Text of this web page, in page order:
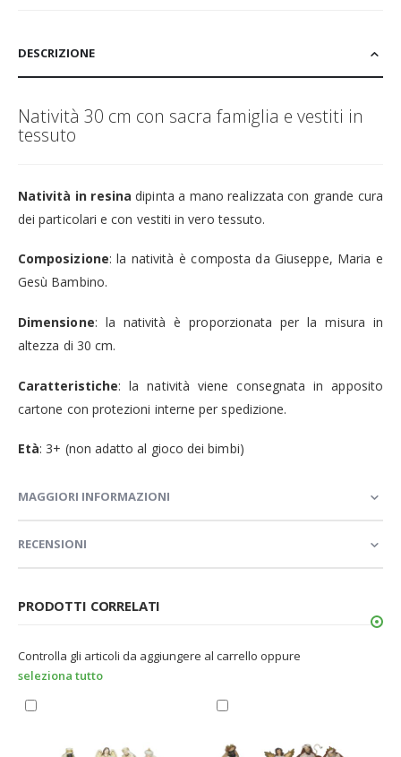
DESCRIZIONE
Natività 30 cm con sacra famiglia e vestiti in
tessuto
Natività in resinadipinta a mano realizzata con grande cura
dei particolari e con vestiti in vero tessuto.
Composizione: la natività è composta da Giuseppe, Maria e
Gesù Bambino.
Dimensione: la natività è proporzionata per la misura in
altezza di 30 cm.
Caratteristiche: la natività viene consegnata in apposito
cartone con protezioni interne per spedizione.
Età: 3+ (non adatto al gioco dei bimbi)
MAGGIORI INFORMAZIONI
RECENSIONI
PRODOTTI CORRELATI
Controlla gli articoli da aggiungere al carrello oppure
seleziona tutto